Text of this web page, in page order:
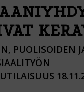
PUOLISOIDEN